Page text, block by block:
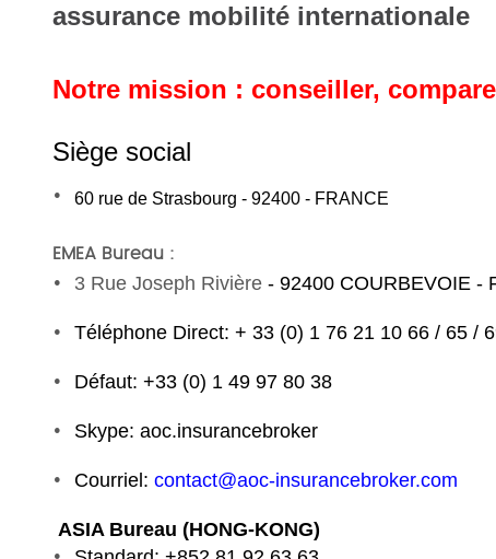
assurance mobilité internationale
Notre mission : conseiller,
Siège social
60 rue de Strasbourg - 92400 - FRANCE
EMEA Bureau :
3 Rue Joseph Rivière - 92400 COURBEVOIE -
Téléphone Direct: + 33 (0) 1 76 21 10 66 / 65 /
Défaut: +33 (0) 1 49 97 80 38
Skype: aoc.insurancebroker
Courriel: contact@aoc-insurancebroker.com
ASIA Bureau (HONG-KONG)